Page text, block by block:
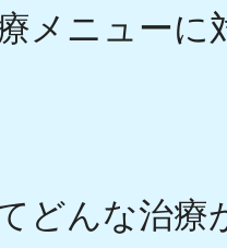
メニューに
どんな治療